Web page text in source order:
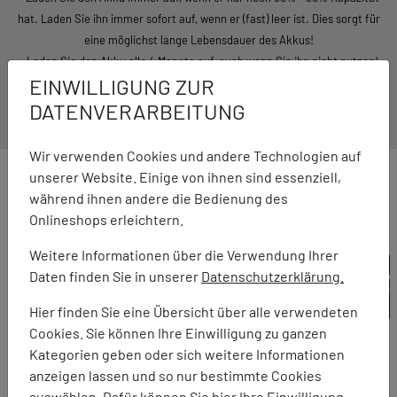
EINWILLIGUNG ZUR
DATENVERARBEITUNG
Wir verwenden Cookies und andere Technologien auf
unserer Website. Einige von ihnen sind essenziell,
während ihnen andere die Bedienung des
Onlineshops erleichtern.
Weitere Informationen über die Verwendung Ihrer
Daten finden Sie in unserer Datenschutzerklärung.
Hier finden Sie eine Übersicht über alle verwendeten
Cookies. Sie können Ihre Einwilligung zu ganzen
Kategorien geben oder sich weitere Informationen
anzeigen lassen und so nur bestimmte Cookies
hat. Laden Sie ihn immer sofort auf, wenn er (fast) leer ist. Dies sorgt für
eine möglichst lange Lebensdauer des Akkus!
- Laden Sie den Akku alle 4 Monate auf, auch wenn Sie ihn nicht nutzen!
- Benutzen Sie niemals einen defekten Akku!